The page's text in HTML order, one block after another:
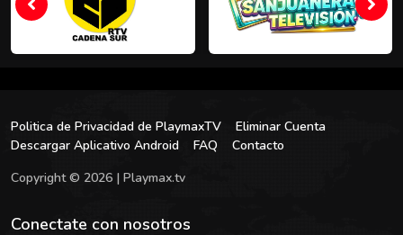
Politica de Privacidad de PlaymaxTV
Eliminar Cuenta
Descargar Aplicativo Android
FAQ
Contacto
Copyright © 2026 | Playmax.tv
Conectate con nosotros